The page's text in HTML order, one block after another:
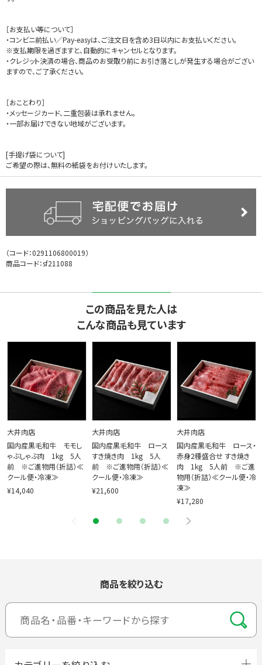
［お支払い等について］
・コンビニ前払い／Pay-easyは、ご注文日を含め3日以内にお支払いください。
※支払期限を過ぎますと、自動的にキャンセルとなります。
・クレジット決済の場合、商品のお受取り前にお引き落としが発生する場合がござい
ますので、ご了承ください。
［おことわり］
・メッセージカード、二重包装は承れません。
・一部お届けできない地域がございます。
[手提げ袋について]
ご希望の際は、無料の紙袋をお付けいたします。
（コード：0291106800019）
商品コード：sf211088
この商品を見た人は
こんな商品も見ています
大井肉店
国内産黒毛和牛 モモし
ゃぶしゃぶ肉 1kg 5人
前 ※ご進物用（折詰）≪
クール便・冷凍≫
¥14,040
大井肉店
国内産黒毛和牛 ロース
すき焼き肉 1kg 5人
前 ※ご進物用（折詰）≪
クール便・冷凍≫
¥21,600
大井肉店
国内産黒毛和牛 ロース・
赤身2種盛合せ すき焼き
肉 1kg 5人前 ※ご進
物用（折詰）≪クール便・冷
凍≫
¥17,280
商品を絞り込む